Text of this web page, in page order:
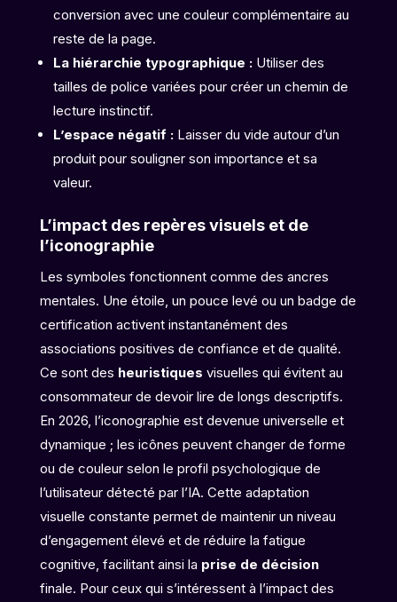
conversion avec une couleur complémentaire au
reste de la page.
La hiérarchie typographique :Utiliser des
tailles de police variées pour créer un chemin de
lecture instinctif.
L’espace négatif :Laisser du vide autour d’un
produit pour souligner son importance et sa
valeur.
L’impact des repères visuels et de
l’iconographie
Les symboles fonctionnent comme des ancres
mentales. Une étoile, un pouce levé ou un badge de
certification activent instantanément des
associations positives de confiance et de qualité.
Ce sont des heuristiques visuelles qui évitent au
consommateur de devoir lire de longs descriptifs.
En 2026, l’iconographie est devenue universelle et
dynamique ; les icônes peuvent changer de forme
ou de couleur selon le profil psychologique de
l’utilisateur détecté par l’IA. Cette adaptation
visuelle constante permet de maintenir un niveau
d’engagement élevé et de réduire la fatigue
cognitive, facilitant ainsi la prise de décision
finale. Pour ceux qui s’intéressent à l’impact des